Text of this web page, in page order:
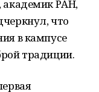
академик РАН,
что
в кампусе
традиции.